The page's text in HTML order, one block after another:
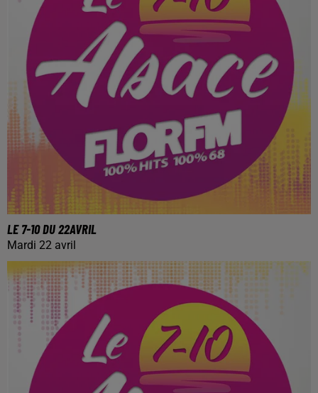
LE 7-10 DU 22AVRIL
Mardi 22 avril